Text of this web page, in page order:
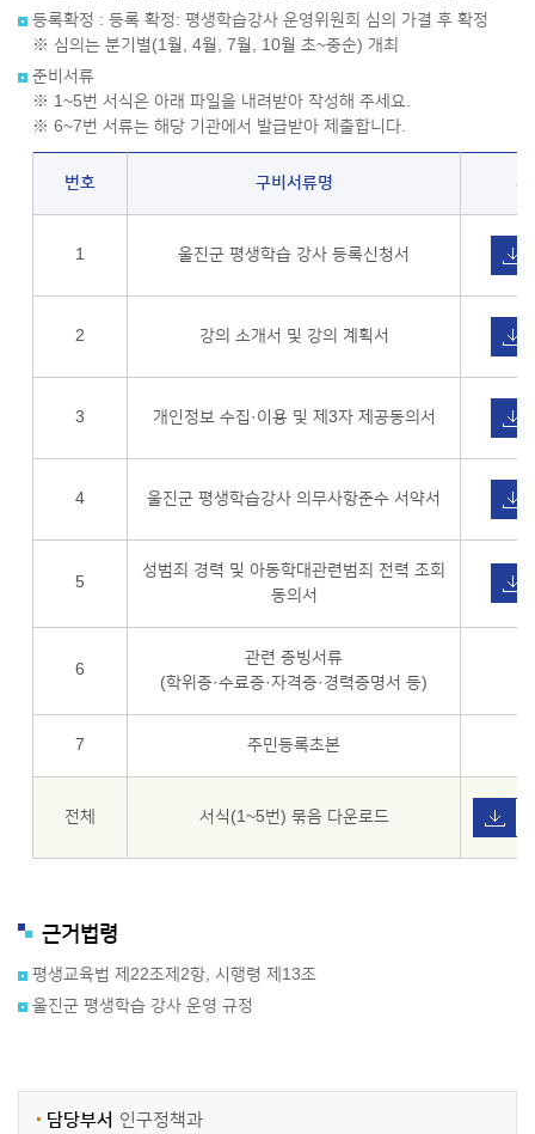
등록확정 : 등록 확정: 평생학습강사 운영위원회 심의 가결 후 확정
※ 심의는 분기별(1월, 4월, 7월, 10월 초~중순) 개최
준비서류
※ 1~5번 서식은 아래 파일을 내려받아 작성해 주세요.
※ 6~7번 서류는 해당 기관에서 발급받아 제출합니다.
번호 구비서류명 서
1 울진군 평생학습 강사 등록신청서
2 강의 소개서 및 강의 계획서
3 개인정보 수집·이용 및 제3자 제공동의서
4 울진군 평생학습강사 의무사항준수 서약서
5
성범죄 경력 및 아동학대관련범죄 전력 조회
동의서
6
관련 증빙서류
(학위증·수료증·자격증·경력증명서 등)
7 주민등록초본
전체 서식(1~5번) 묶음 다운로드
근거법령
평생교육법 제22조제2항, 시행령 제13조
울진군 평생학습 강사 운영 규정
담당부서 인구정책과